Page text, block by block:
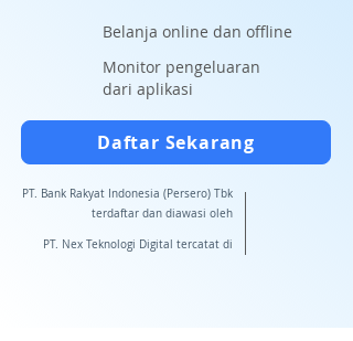
Belanja online dan offline
Monitor pengeluaran
dari aplikasi
Daftar Sekarang
PT. Bank Rakyat Indonesia (Persero) Tbk
terdaftar dan diawasi oleh
PT. Nex Teknologi Digital tercatat di